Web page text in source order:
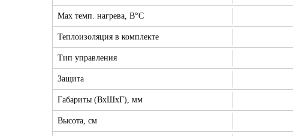
Max темп. нагрева, В°С
Теплоизоляция в комплекте
Тип управления
Защита
Габариты (ВхШхГ), мм
Высота, см